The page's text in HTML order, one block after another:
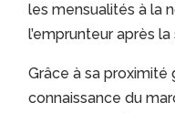
les mensualités à la
l’emprunteur après la
Grâce à sa
connaissance du